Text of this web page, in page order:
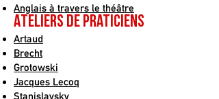
Anglais à travers le théâtre
Ateliers de praticiens
Artaud
Brecht
Grotowski
Jacques Lecoq
Stanislavsky